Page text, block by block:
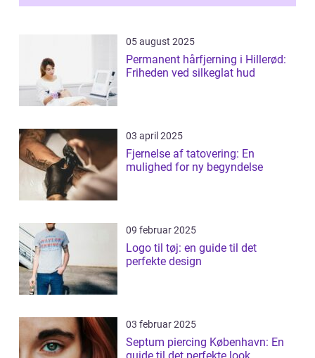
05 august 2025
Permanent hårfjerning i Hillerød:
Friheden ved silkeglat hud
03 april 2025
Fjernelse af tatovering: En
mulighed for ny begyndelse
09 februar 2025
Logo til tøj: en guide til det
perfekte design
03 februar 2025
Septum piercing København: En